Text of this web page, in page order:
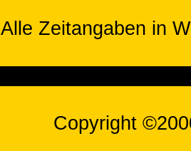
Alle Zeitangaben in
Copyright